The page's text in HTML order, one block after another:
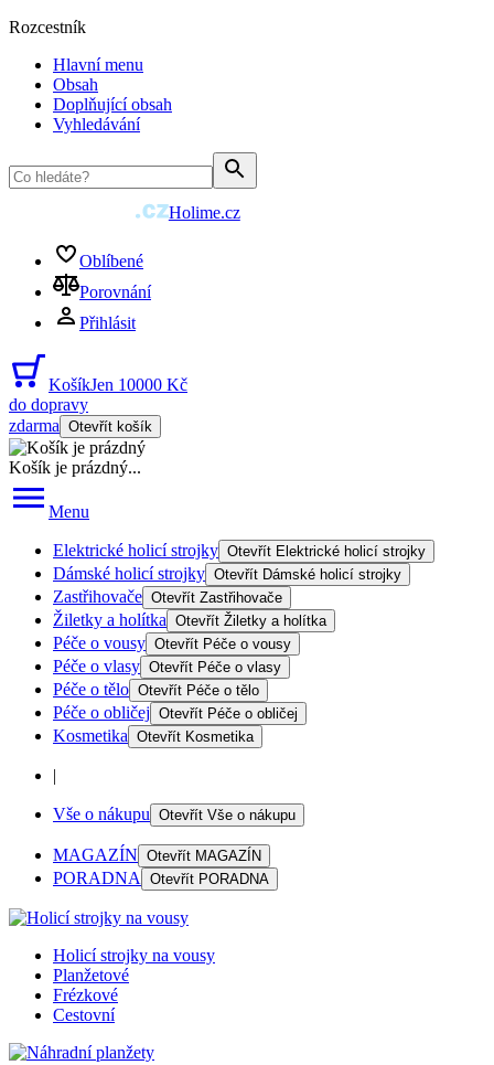
Rozcestník
Hlavní menu
Obsah
Doplňující obsah
Vyhledávání
Holime.cz
Oblíbené
Porovnání
Přihlásit
KošíkJen 10000 Kč
do dopravy
zdarma Otevřít košík
Košík je prázdný...
Menu
Elektrické holicí strojky Otevřít Elektrické holicí strojky
Dámské holicí strojky Otevřít Dámské holicí strojky
Zastřihovače Otevřít Zastřihovače
Žiletky a holítka Otevřít Žiletky a holítka
Péče o vousy Otevřít Péče o vousy
Péče o vlasy Otevřít Péče o vlasy
Péče o tělo Otevřít Péče o tělo
Péče o obličej Otevřít Péče o obličej
Kosmetika Otevřít Kosmetika
|
Vše o nákupu Otevřít Vše o nákupu
MAGAZÍN Otevřít MAGAZÍN
PORADNA Otevřít PORADNA
Holicí strojky na vousy
Planžetové
Frézkové
Cestovní